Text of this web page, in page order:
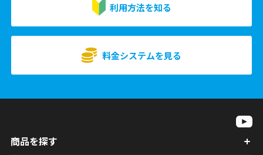
利用方法を知る
料金システムを見る
商品を探す